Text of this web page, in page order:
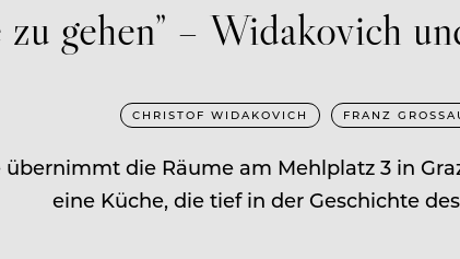
zu gehen” – Widakovich
CHRISTOF WIDAKOVICH FRANZ
die Räume am Mehlplatz 3 in
eine Küche, die tief in der Geschichte